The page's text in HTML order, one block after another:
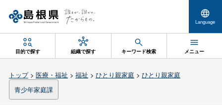
Language
目的で探す 組織で探す キーワード検索 メニュー
トップ> 医療・福祉 > 福祉 > ひとり親家庭 > ひとり親家庭
青少年家庭課